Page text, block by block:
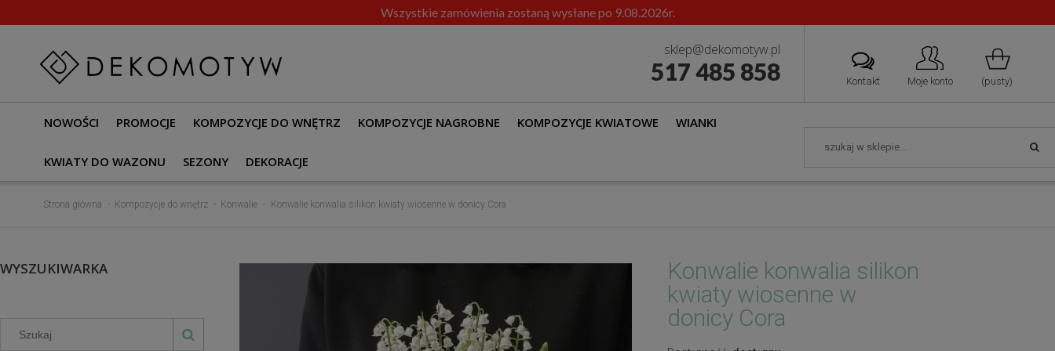
Wszystkie zamówienia zostaną wysłane po 9.08.2026r.
Kontakt Moje konto (pusty)
sklep@dekomotyw.pl
517 485 858
NOWOŚCI PROMOCJE KOMPOZYCJE DO WNĘTRZ KOMPOZYCJE NAGROBNE KOMPOZYCJE KWIATOWE WIANKI
KWIATY DO WAZONU SEZONY DEKORACJE
Strona główna Kompozycje do wnętrz Konwalie Konwalie konwalia silikon kwiaty wiosenne w donicy Cora
WYSZUKIWARKA
Konwalie konwalia silikon
kwiaty wiosenne w
donicy Cora